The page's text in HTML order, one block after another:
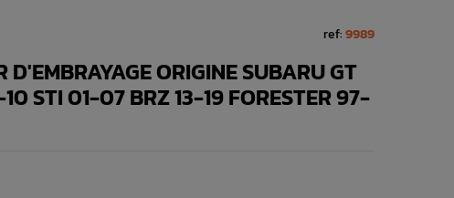
ref:9989
D'EMBRAYAGE ORIGINE SUBARU GT
STI 01-07 BRZ 13-19 FORESTER 97-